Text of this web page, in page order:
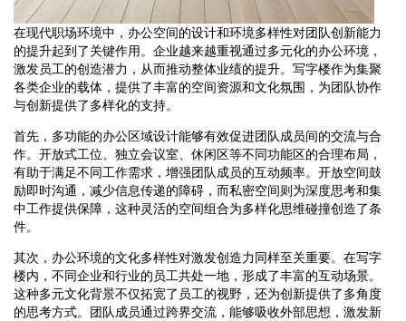
在现代职场环境中，办公空间的设计和环境多样性对团队创新能力
的提升起到了关键作用。企业越来越重视通过多元化的办公环境，
激发员工的创造潜力，从而推动整体业绩的提升。写字楼作为集聚
各类企业的载体，提供了丰富的空间资源和文化氛围，为团队协作
与创新提供了多样化的支持。
首先，多功能的办公区域设计能够有效促进团队成员间的交流与合
作。开放式工位、独立会议室、休闲区等不同功能区的合理布局，
有助于满足不同工作需求，增强团队成员的互动频率。开放空间鼓
励即时沟通，减少信息传递的障碍，而私密空间则为深度思考和集
中工作提供保障，这种灵活的空间组合为多样化思维碰撞创造了条
件。
其次，办公环境的文化多样性对激发创造力同样至关重要。在写字
楼内，不同企业和行业的员工共处一地，形成了丰富的互动场景。
这种多元文化背景不仅拓宽了员工的视野，还为创新提供了多角度
的思考方式。团队成员通过跨界交流，能够吸收外部思想，激发新